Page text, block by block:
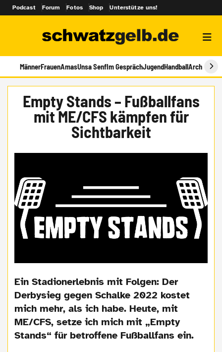
Podcast Forum Fotos Shop Unterstütze uns!
MännerFrauenAmasUnsa SenfIm GesprächJugendHandballArchiv
Empty Stands – Fußballfans
mit ME/CFS kämpfen für
Sichtbarkeit
Ein Stadionerlebnis mit Folgen: Der
Derbysieg gegen Schalke 2022 kostet
mich mehr, als ich habe. Heute, mit
ME/CFS, setze ich mich mit „Empty
Stands“ für betroffene Fußballfans ein.